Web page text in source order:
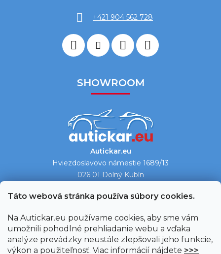
Táto webová stránka používa súbory cookies.
Na Autickar.eu používame cookies, aby sme vám
umožnili pohodlné prehliadanie webu a vďaka
analýze prevádzky neustále zlepšovali jeho funkcie,
výkon a použiteľnosť. Viac informácií nájdete >>>
+421 904 562 728
SHOWROOM
Autickar.eu
Hviezdoslavovo námestie 1689/13
026 01 Dolný Kubín
Ukázať na mape →